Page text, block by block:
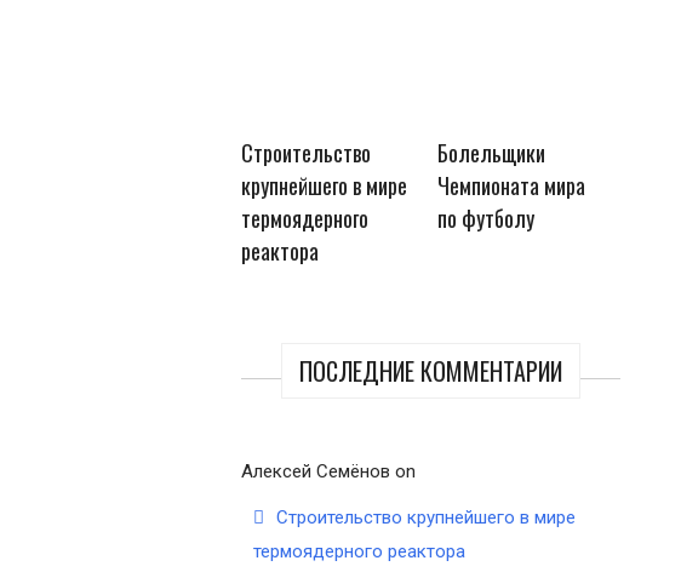
Строительство
крупнейшего в мире
термоядерного
реактора
Болельщики
Чемпионата мира
по футболу
ПОСЛЕДНИЕ КОММЕНТАРИИ
Алексей Семёнов on
Строительство крупнейшего в мире
термоядерного реактора